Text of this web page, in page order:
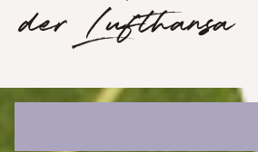
der Lufthansa